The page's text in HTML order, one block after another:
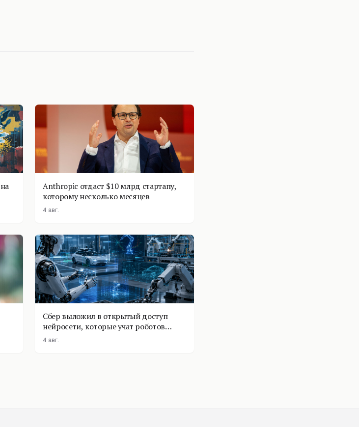
Anthropic отдаст $10 млрд стартапу,
которому несколько месяцев
4 авг.
Сбер выложил в открытый доступ
нейросети, которые учат роботов
физике
4 авг.